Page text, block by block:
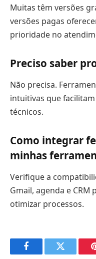
Muitas têm versões
versões pagas
prioridade no
Preciso saber
Não precisa.
intuitivas que
técnicos.
Como integrar
minhas
Verifique a
Gmail, agenda e
otimizar processos.
FacebookTwitter